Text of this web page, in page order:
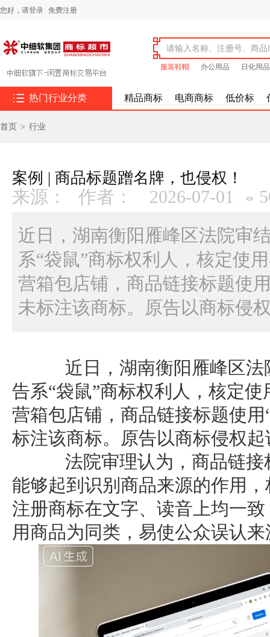
您好， 请登录 免费注册
服装鞋帽 办公用品 日化用品
 热门行业分类 精品商标 电商商标 低价标
首页 > 行业
案例 | 商品标题蹭名牌，也侵权！
来源： 作者： 2026-07-01
近日，湖南衡阳雁峰区法院审
系“袋鼠”商标权利人，核定使
营箱包店铺，商品链接标题使
未标注该商标。原告以商标侵
近日，湖南衡阳雁峰区法
告系“袋鼠”商标权利人，核定
营箱包店铺，商品链接标题使
标注该商标。原告以商标侵权起
法院审理认为，商品链接
能够起到识别商品来源的作用
注册商标在文字、读音上均一
用商品为同类，易使公众误认